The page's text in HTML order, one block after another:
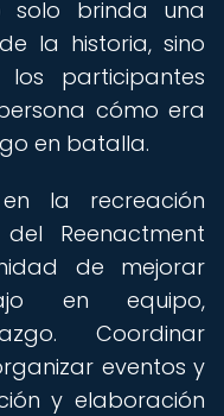
solo brinda una
la historia, sino
participantes
cómo era
en batalla.
la recreación
Reenactment
de mejorar
en equipo,
Coordinar
eventos y
y elaboración